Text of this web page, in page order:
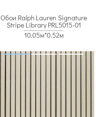
Обои Ralph Lauren Signature
Stripe Library PRL5015-01
10.05м*0.52м